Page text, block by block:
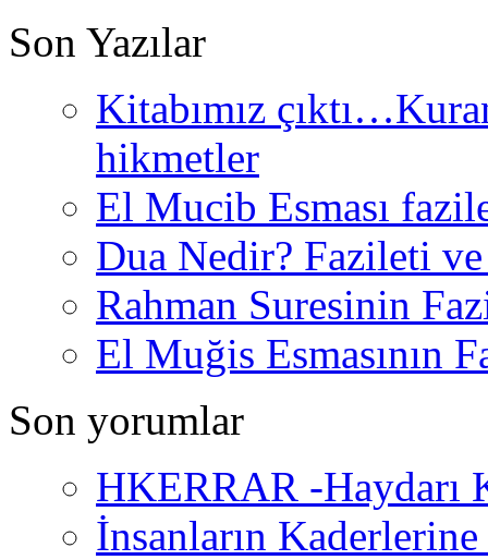
Son Yazılar
Kitabımız
hikmetler
El Mucib Esması
Dua Nedir? Fazileti
Rahman Suresinin
El Muğis Esmasının
Son yorumlar
HKERRAR -Haydarı
İnsanların